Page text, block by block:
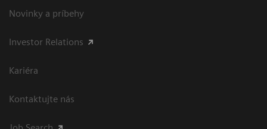
Novinky a príbehy
Investor Relations
Kariéra
Kontaktujte nás